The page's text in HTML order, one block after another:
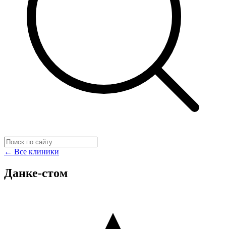
← Все клиники
Данке-стом